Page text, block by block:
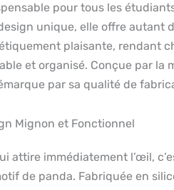
pour tous les
unique, elle offre autant
plaisante, rendant
et organisé. Conçue par la
par sa qualité de
Mignon et Fonctionnel
attire immédiatement l’œil,
de panda. Fabriquée en